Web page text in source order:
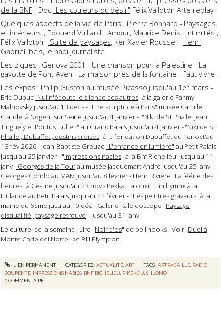
de la BNF - Doc "Les couleurs du désir" Félix Valloton Arte replay
Quelques aspects de la vie de Paris , Pierre Bonnard - Paysages
et intérieurs , Edouard Vuillard - Amour, Maurice Denis - Intimités ,
Félix Valloton - Suite de paysages, Ker Xavier Roussel - Henri
Gabriel Ibels, le nabi journaliste
Les ziques : Genova 2001 - Une chanson pour la Palestine - La
gavotte de Pont Aven - La maison près de la fontaine - Faut vivre -
Les expos : Philip Guston au musée Picasso jusqu'au 1er mars -
Eric Dubuc "Nul n'écoute le silence des autres" à la galerie Fahmy
Malnovsky jusqu'au 13 déc - - "Etre sculptrice à Paris" musée Camille
Claudel à Nogent sur Seine jusqu'au 4 janvier - "Niki de St Phalle, Jean
Tinguely et Pontus Hulten" au Grand Palais jusqu'au 4 janvier - "Niki de St
Phalle , Dubuffet , destins croisés" à la fondation Dubuffet du 1er oct'au
13 fév 2026 - Jean-Baptiste Greuze "L'enfance en lumière" au Petit Palais
jusqu'au 25 janvier - "Impressions nabies" à la Bnf Richelieu jusqu'au 11
janv - Georges de la Tourau musée Jacquemart André jusqu'au 25 janv -
Georges Condo au MAM jusqu'au 8 février - Henri Rivière "La féérie des
heures" à Césure jusqu'au 23 nov - Pekka Halonen , un hymne à la
Finlande au Petit Palais jusqu'au 22 février - "Les peintres graveurs" à la
mairie du 6ème jusu'au 10 déc - Galerie Kaléïdoscope "Paysage
disqualifié, paysage retrouvé " jusqu'au 31 janv
Le culturel de la semaine : Lire "Noir d'os" de bell hooks - Voir "Duel à
Monte Carlo del Norte" de Bill Plympton
LIEN PERMANENT CATÉGORIES :ACTUALITÉ, ART TAGS :ARTRACAILLE RADIO
SOUPENTE IMPRESSIONS NABIES BNF RICHELIEU PIKEKOU ,SHLOMO
0COMMENTAIRE